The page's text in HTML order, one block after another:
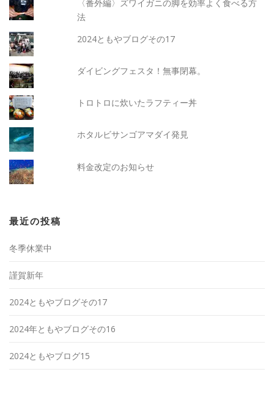
〈番外編〉ズワイガニの脚を効率よく食べる方
法
2024ともやブログその17
ダイビングフェスタ！無事閉幕。
トロトロに炊いたラフティー丼
ホタルビサンゴアマダイ発見
料金改定のお知らせ
最近の投稿
冬季休業中
謹賀新年
2024ともやブログその17
2024年ともやブログその16
2024ともやブログ15